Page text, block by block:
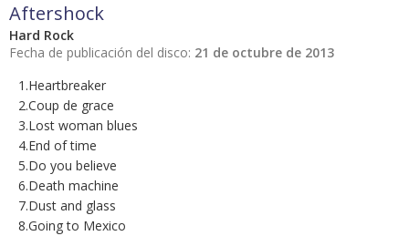
Aftershock
Hard Rock
Fecha de publicación del disco: 21 de octubre de 2013
1.Heartbreaker
2.Coup de grace
3.Lost woman blues
4.End of time
5.Do you believe
6.Death machine
7.Dust and glass
8.Going to Mexico